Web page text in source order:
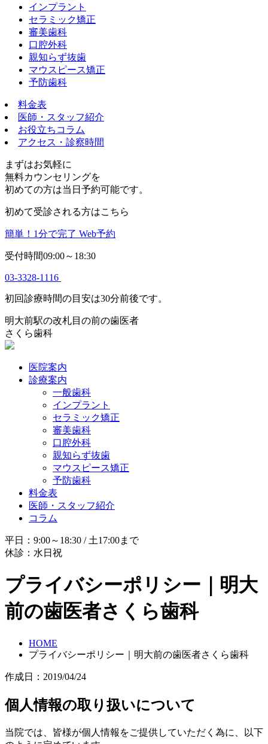
インプラント
セラミック矯正
審美歯科
口腔外科
親知らず抜歯
マウスピース矯正
予防歯科
料金表
医師・スタッフ紹介
お役立ちコラム
アクセス・診察時間
まずはお気軽に
無料カウンセリングを
初めての方は当日予約可能です。
初めて受診される方はこちら
簡単！1分で完了 Web予約
受付時間09:00～18:30
03-3328-1116
初回診療時間の目安は30分前後です。
明大前駅の改札目の前の歯医者
さくら歯科
医院案内
診療案内
一般歯科
インプラント
セラミック矯正
審美歯科
口腔外科
親知らず抜歯
マウスピース矯正
予防歯科
料金表
医師・スタッフ紹介
コラム
平日：9:00～18:30 / 土17:00まで
休診：水日祝
プライバシーポリシー｜明大
前の歯医者さくら歯科
HOME
プライバシーポリシー｜明大前の歯医者さくら歯科
作成日：2019/04/24
個人情報の取り扱いについて
当院では、皆様が個人情報をご提供していただく為に、以下